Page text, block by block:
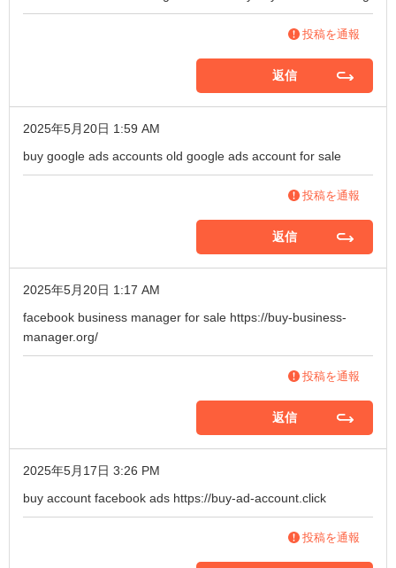
投稿を通報
返信
2025年5月20日 1:59 AM
buy google ads accounts old google ads account for sale
投稿を通報
返信
2025年5月20日 1:17 AM
facebook business manager for sale https://buy-business-
manager.org/
投稿を通報
返信
2025年5月17日 3:26 PM
buy account facebook ads https://buy-ad-account.click
投稿を通報